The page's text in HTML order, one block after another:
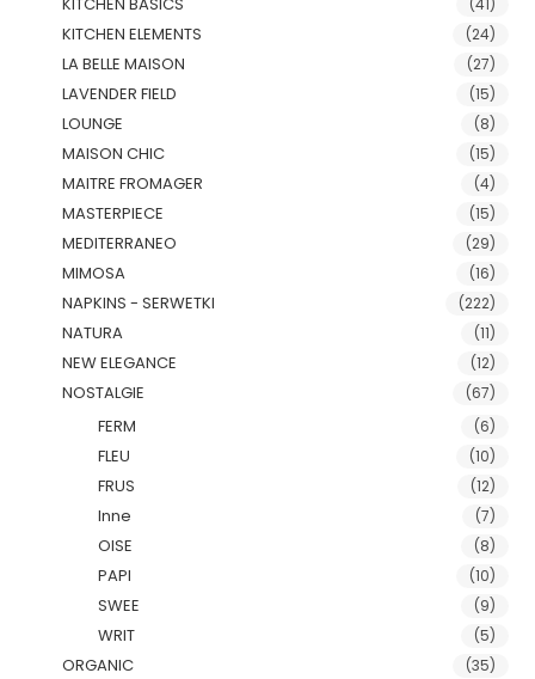
KITCHEN ELEMENTS (24)
LA BELLE MAISON (27)
LAVENDER FIELD (15)
LOUNGE (8)
MAISON CHIC (15)
MAITRE FROMAGER (4)
MASTERPIECE (15)
MEDITERRANEO (29)
MIMOSA (16)
NAPKINS - SERWETKI (222)
NATURA (11)
NEW ELEGANCE (12)
NOSTALGIE (67)
FERM (6)
FLEU (10)
FRUS (12)
Inne (7)
OISE (8)
PAPI (10)
SWEE (9)
WRIT (5)
ORGANIC (35)